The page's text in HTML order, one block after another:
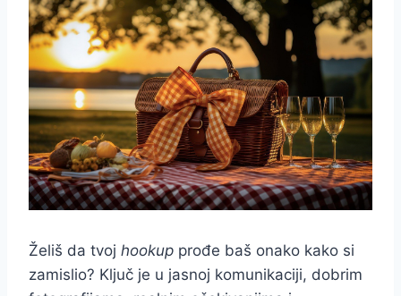
Želiš da tvoj hookup prođe baš onako kako si
zamislio? Ključ je u jasnoj komunikaciji, dobrim